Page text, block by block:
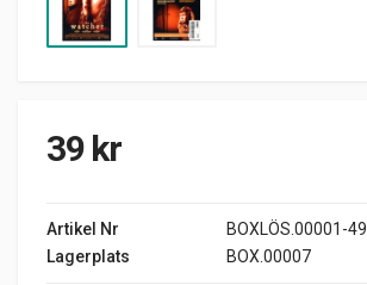
39 kr
Artikel Nr
BOXLÖS.00001-49
Lagerplats
BOX.00007